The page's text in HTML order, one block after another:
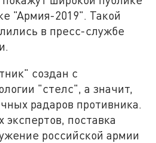
"Армия-2019". Такой
в пресс-службе
создан с
"стелс", а значит,
радаров противника.
поставка
российской армии